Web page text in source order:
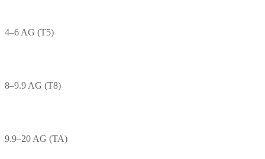
4–6 AG (T5)
8–9.9 AG (T8)
9.9–20 AG (TA)